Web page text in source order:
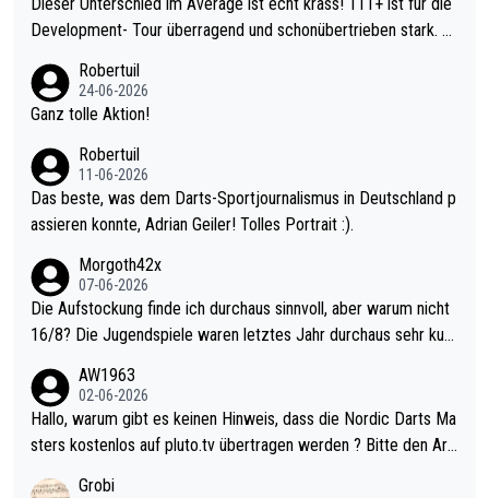
Dieser Unterschied im Average ist echt krass! 111+ ist für die
Development- Tour überragend und schonübertrieben stark. U
mal 40+ erst recht. Da gewinnst keinen Blumentopf - ist ja noc
h krasser wie ein Pokalspiel eines Kreisligisten vs einem Bund
Robertuil
24-06-2026
Ganz tolle Aktion!
Robertuil
11-06-2026
Das beste, was dem Darts-Sportjournalismus in Deutschland p
assieren konnte, Adrian Geiler! Tolles Portrait :).
Morgoth42x
07-06-2026
Die Aufstockung finde ich durchaus sinnvoll, aber warum nicht
16/8? Die Jugendspiele waren letztes Jahr durchaus sehr kurz
Allerdings ist Mitchell Lawrie als Nummer 1 der Welt eh qualifi
ziert. Somit ändert die automatische Qualifikation des Weltmei
sters erstmal nichts. Ich denke sie wollen damit für nächstes J
ohl wenig WDF Turniere spielen. Dies war bei Archie Self letzt
AW1963
02-06-2026
Hallo, warum gibt es keinen Hinweis, dass die Nordic Darts Ma
sters kostenlos auf pluto.tv übertragen werden ? Bitte den Arti
Grobi